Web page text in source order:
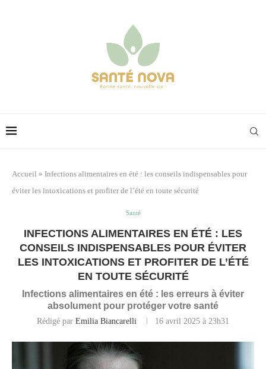
Accueil » Infections alimentaires en été : les conseils indispensables pour
éviter les intoxications et profiter de l’été en toute sécurité
Santé
INFECTIONS ALIMENTAIRES EN ÉTÉ : LES
CONSEILS INDISPENSABLES POUR ÉVITER
LES INTOXICATIONS ET PROFITER DE L’ÉTÉ
EN TOUTE SÉCURITÉ
Infections alimentaires en été : les erreurs à éviter
absolument pour protéger votre santé
Rédigé par Emilia Biancarelli 16 avril 2025 à 23h31